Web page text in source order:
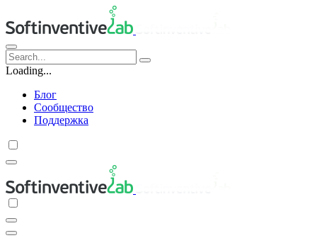
Loading...
Блог
Сообщество
Поддержка